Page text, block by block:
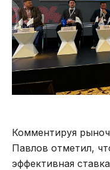
Комментируя
Павлов отметил,
эффективная